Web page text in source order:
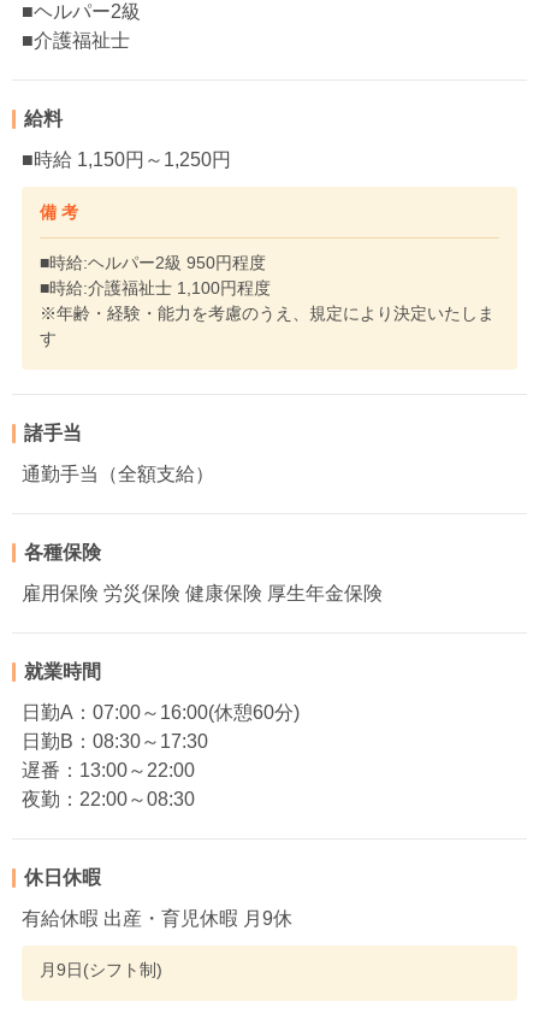
■ヘルパー2級
■介護福祉士
給料
■時給 1,150円～1,250円
備 考
■時給:ヘルパー2級 950円程度
■時給:介護福祉士 1,100円程度
※年齢・経験・能力を考慮のうえ、規定により決定いたしま
す
諸手当
通勤手当（全額支給）
各種保険
雇用保険 労災保険 健康保険 厚生年金保険
就業時間
日勤A：07:00～16:00(休憩60分)
日勤B：08:30～17:30
遅番：13:00～22:00
夜勤：22:00～08:30
休日休暇
有給休暇 出産・育児休暇 月9休
月9日(シフト制)